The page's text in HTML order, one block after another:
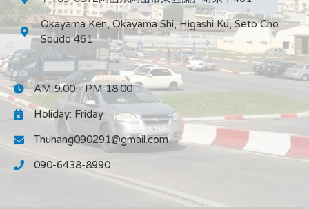
Okayama Ken, Okayama Shi, Higashi Ku, Seto Cho
Soudo 461
AM 9:00 - PM 18:00
Holiday: Friday
Thuhang090291@gmail.com
090-6438-8990